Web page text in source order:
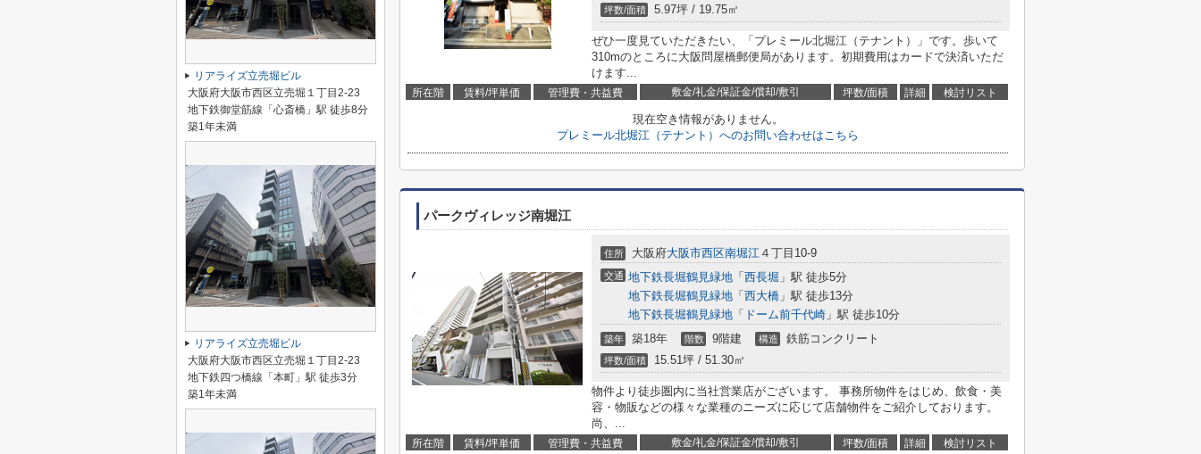
坪数/面積 5.97坪 / 19.75㎡
ぜひ一度見ていただきたい、「プレミール北堀江（テナント）」です。歩いて
310mのところに大阪問屋橋郵便局があります。初期費用はカードで決済いただ
けます...
所在階 賃料/坪単価 管理費・共益費 敷金/礼金/保証金/償却/敷引 坪数/面積 詳細 検討リスト
現在空き情報がありません。
プレミール北堀江（テナント）へのお問い合わせはこちら
パークヴィレッジ南堀江
住所 大阪府大阪市西区南堀江 ４丁目10-9
交通 地下鉄長堀鶴見緑地 「 西長堀 」駅 徒歩5分
地下鉄長堀鶴見緑地 「 西大橋 」駅 徒歩13分
地下鉄長堀鶴見緑地 「 ドーム前千代崎 」駅 徒歩10分
築年 築18年 階数 9階建 構造 鉄筋コンクリート
坪数/面積 15.51坪 / 51.30㎡
物件より徒歩圏内に当社営業店がございます。 事務所物件をはじめ、飲食・美
容・物販などの様々な業種のニーズに応じて店舗物件をご紹介しております。
尚、...
所在階 賃料/坪単価 管理費・共益費 敷金/礼金/保証金/償却/敷引 坪数/面積 詳細 検討リスト
リアライズ立売堀ビル
大阪府大阪市西区立売堀１丁目2-23
地下鉄御堂筋線「心斎橋」駅 徒歩8分
築1年未満
リアライズ立売堀ビル
大阪府大阪市西区立売堀１丁目2-23
地下鉄四つ橋線「本町」駅 徒歩3分
築1年未満